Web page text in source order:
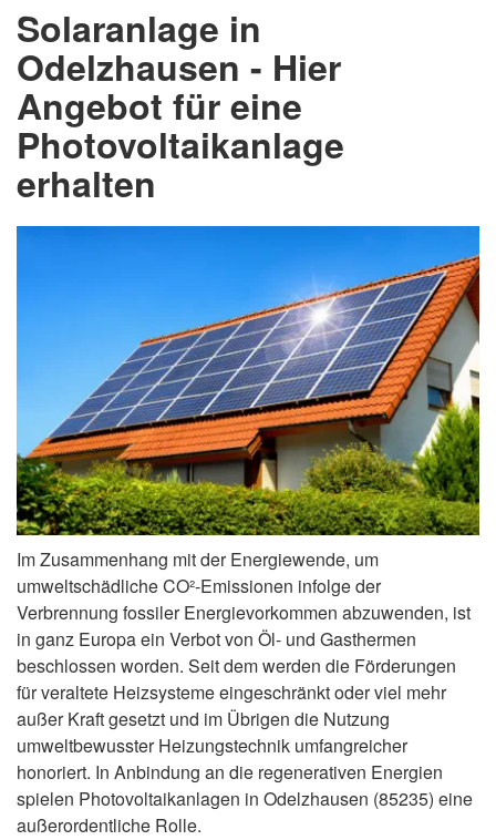
Solaranlage in
Odelzhausen - Hier
Angebot für eine
Photovoltaikanlage
erhalten
Im Zusammenhang mit der Energiewende, um
umweltschädliche CO²-Emissionen infolge der
Verbrennung fossiler Energievorkommen abzuwenden, ist
in ganz Europa ein Verbot von Öl- und Gasthermen
beschlossen worden. Seit dem werden die Förderungen
für veraltete Heizsysteme eingeschränkt oder viel mehr
außer Kraft gesetzt und im Übrigen die Nutzung
umweltbewusster Heizungstechnik umfangreicher
honoriert. In Anbindung an die regenerativen Energien
spielen Photovoltaikanlagen in Odelzhausen (85235) eine
außerordentliche Rolle.